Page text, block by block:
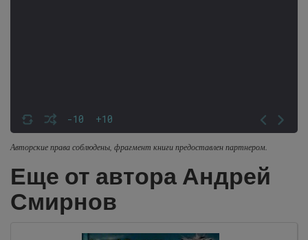
-10 +10
Авторские права соблюдены, фрагмент книги предоставлен партнером.
Еще от автора Андрей
Смирнов